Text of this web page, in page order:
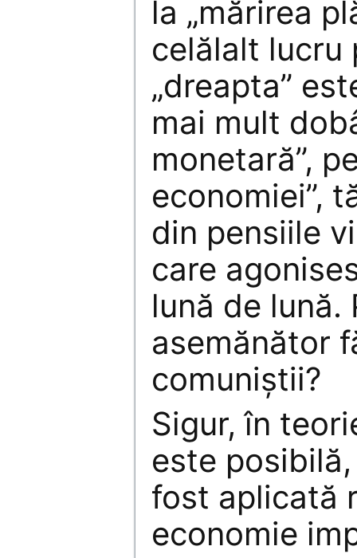
la „mărirea
celălalt lucru
„dreapta”
mai mult
monetară”,
economiei”,
din pensiile
care
lună de lună.
asemănător
comuniştii?
Sigur, în
este
fost aplicată
economie